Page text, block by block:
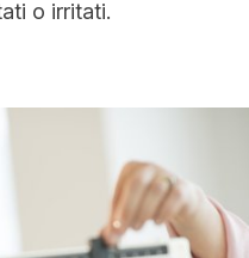
o irritati.